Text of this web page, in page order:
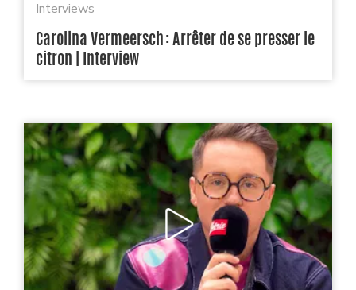
Interviews
Carolina Vermeersch : Arrêter de se presser le
citron | Interview